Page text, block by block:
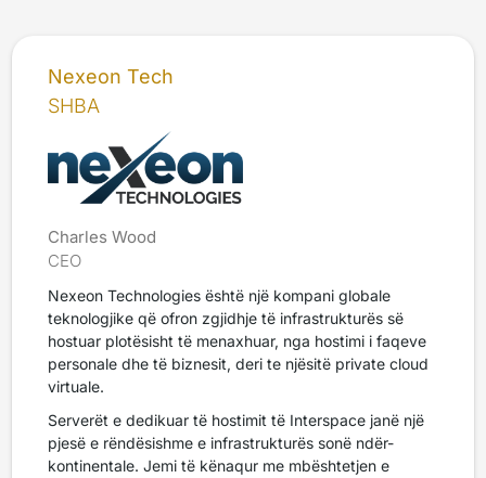
Nexeon Tech
SHBA
Charles Wood
CEO
Nexeon Technologies është një kompani globale
teknologjike që ofron zgjidhje të infrastrukturës së
hostuar plotësisht të menaxhuar, nga hostimi i faqeve
personale dhe të biznesit, deri te njësitë private cloud
virtuale.
Serverët e dedikuar të hostimit të Interspace janë një
pjesë e rëndësishme e infrastrukturës sonë ndër-
kontinentale. Jemi të kënaqur me mbështetjen e